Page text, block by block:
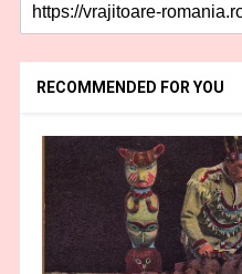
RECOMMENDED FOR YOU